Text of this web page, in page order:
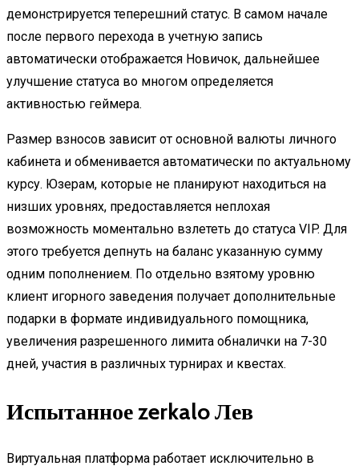
демонстрируется теперешний статус. В самом начале
после первого перехода в учетную запись
автоматически отображается Новичок, дальнейшее
улучшение статуса во многом определяется
активностью геймера.
Размер взносов зависит от основной валюты личного
кабинета и обменивается автоматически по актуальному
курсу. Юзерам, которые не планируют находиться на
низших уровнях, предоставляется неплохая
возможность моментально взлететь до статуса VIP. Для
этого требуется депнуть на баланс указанную сумму
одним пополнением. По отдельно взятому уровню
клиент игорного заведения получает дополнительные
подарки в формате индивидуального помощника,
увеличения разрешенного лимита обналички на 7-30
дней, участия в различных турнирах и квестах.
Испытанное zerkalo Лев
Виртуальная платформа работает исключительно в